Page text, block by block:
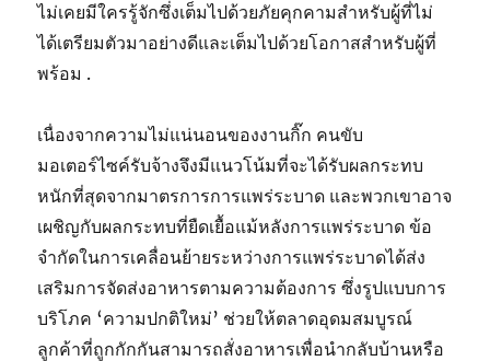
ไม่เคยมีใครรู้จักซึ่งเต็มไปด้วยภัยคุกคามสำหรับผู้ที่ไม่
ได้เตรียมตัวมาอย่างดีและเต็มไปด้วยโอกาสสำหรับผู้ที่
พร้อม .
เนื่องจากความไม่แน่นอนของงานกิ๊ก คนขับ
มอเตอร์ไซค์รับจ้างจึงมีแนวโน้มที่จะได้รับผลกระทบ
หนักที่สุดจากมาตรการการแพร่ระบาด และพวกเขาอาจ
เผชิญกับผลกระทบที่ยืดเยื้อแม้หลังการแพร่ระบาด ข้อ
จำกัดในการเคลื่อนย้ายระหว่างการแพร่ระบาดได้ส่ง
เสริมการจัดส่งอาหารตามความต้องการ ซึ่งรูปแบบการ
บริโภค ‘ความปกติใหม่’ ช่วยให้ตลาดอุดมสมบูรณ์
ลูกค้าที่ถูกกักกันสามารถสั่งอาหารเพื่อนำกลับบ้านหรือ